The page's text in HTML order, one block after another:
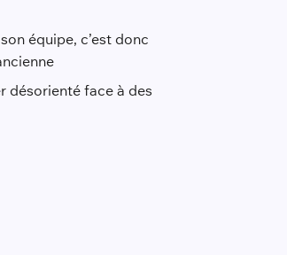
équipe, c’est donc
désorienté face à des